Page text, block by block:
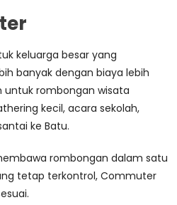
keluarga besar yang
banyak dengan biaya lebih
untuk rombongan wisata
kecil, acara sekolah,
ke Batu.
rombongan dalam satu
tetap terkontrol, Commuter